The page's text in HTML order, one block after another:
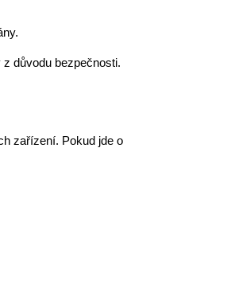
důvodu bezpečnosti.
zařízení. Pokud jde o